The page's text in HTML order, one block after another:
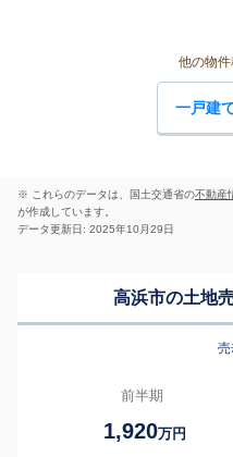
他の物
一戸建
※ これらのデータは、国土交通省の不動産
が作成しています。
データ更新日: 2025年10月29日
高浜市の土地
前半期
1,920万円